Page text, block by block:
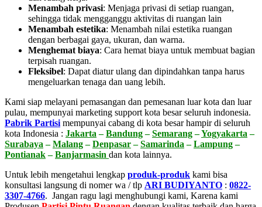
Menambah privasi: Menjaga privasi di setiap ruangan,
sehingga tidak mengganggu aktivitas di ruangan lain
Menambah estetika: Menambah nilai estetika ruangan
dengan berbagai gaya, ukuran, dan warna.
Menghemat biaya: Cara hemat biaya untuk membuat bagian
terpisah ruangan.
Fleksibel: Dapat diatur ulang dan dipindahkan tanpa harus
mengeluarkan tenaga dan uang lebih.
Kami siap melayani pemasangan dan pemesanan luar kota dan luar
pulau, mempunyai marketing support kota besar seluruh indonesia.
Pabrik Partisi mempunyai cabang di kota besar hampir di seluruh
kota Indonesia : Jakarta –Bandung–Semarang–Yogyakarta –
Surabaya –Malang–Denpasar–Samarinda –Lampung–
Pontianak–Banjarmasin dan kota lainnya.
Untuk lebih mengetahui lengkap produk-produk kami bisa
konsultasi langsung di nomer wa / tlp ARI BUDIYANTO : 0822-
3307-4766. Jangan ragu lagi menghubungi kami, Karena kami